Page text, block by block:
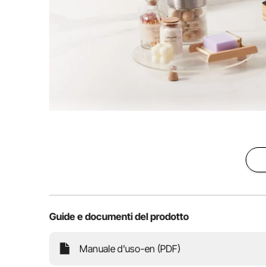
spessore di 25,4 mm in un solo
facilitando
Guide e documenti del prodotto
Manuale d'uso-en (PDF)